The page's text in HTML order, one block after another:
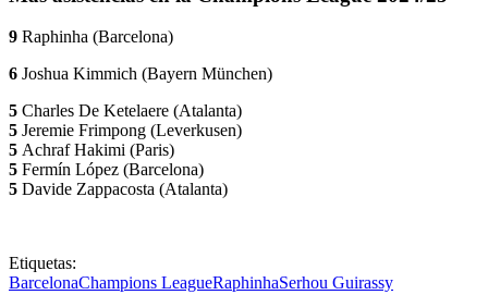
9 Raphinha (Barcelona)
6 Joshua Kimmich (Bayern München)
5 Charles De Ketelaere (Atalanta)
5 Jeremie Frimpong (Leverkusen)
5 Achraf Hakimi (Paris)
5 Fermín López (Barcelona)
5 Davide Zappacosta (Atalanta)
Etiquetas:
BarcelonaChampions LeagueRaphinhaSerhou Guirassy